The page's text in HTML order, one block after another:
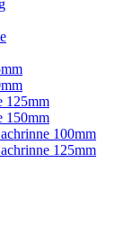
125mm
150mm
100mm
125mm